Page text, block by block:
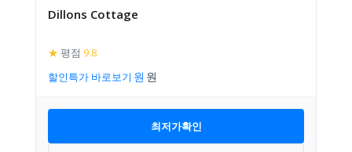
Dillons Cottage
★ 평점 9.8
할인특가 바로보기
최저가확인